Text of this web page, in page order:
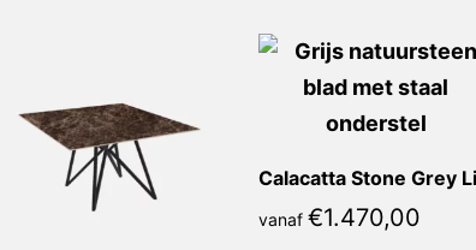
vanaf €1.470,00